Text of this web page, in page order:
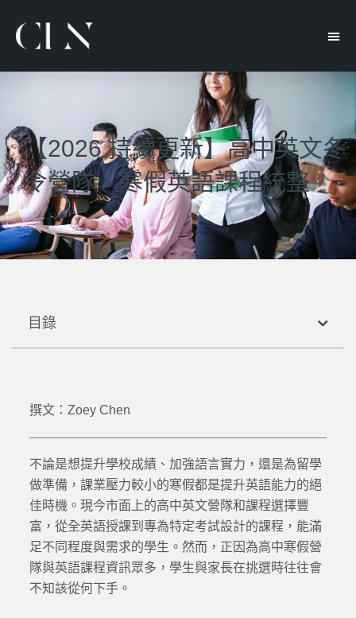
【2026 持續更新】高中英文冬
令營隊、寒假英語課程統整
目錄
撰文：Zoey Chen
不論是想提升學校成績、加強語言實力，還是為留學
做準備，課業壓力較小的寒假都是提升英語能力的絕
佳時機。現今市面上的高中英文營隊和課程選擇豐
富，從全英語授課到專為特定考試設計的課程，能滿
足不同程度與需求的學生。然而，正因為高中寒假營
隊與英語課程資訊眾多，學生與家長在挑選時往往會
不知該從何下手。